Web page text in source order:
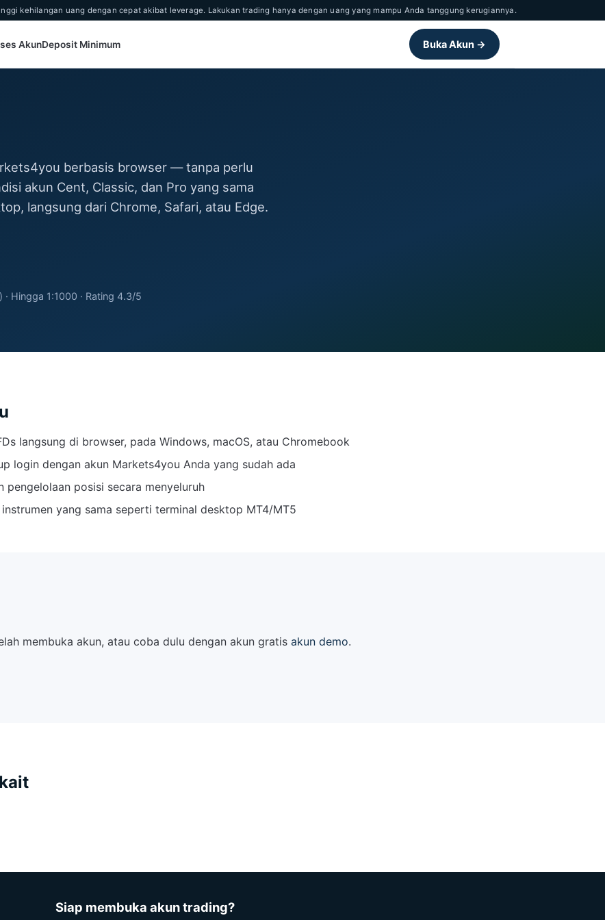
kehilangan uang dengan cepat akibat leverage. Lakukan trading hanya dengan uang yang mampu Anda tanggung kerugiannya.
AkunDeposit Minimum Buka Akun →
berbasis browser — tanpa perlu
akun Cent, Classic, dan Pro yang sama
langsung dari Chrome, Safari, atau Edge.
Hingga 1:1000 · Rating 4.3/5
langsung di browser, pada Windows, macOS, atau Chromebook
login dengan akun Markets4you Anda yang sudah ada
posisi secara menyeluruh
yang sama seperti terminal desktop MT4/MT5
membuka akun, atau coba dulu dengan akun gratis akun demo.
Siap membuka akun trading?